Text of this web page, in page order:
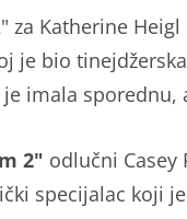
za Katherine
je bio
je imala
2" odlučni Casey
specijalac koji